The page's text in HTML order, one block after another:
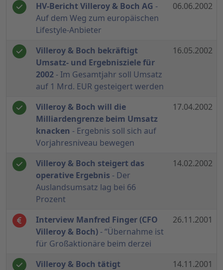
HV-Bericht Villeroy & Boch AG -
Auf dem Weg zum europäischen
Lifestyle-Anbieter
06.06.2002
Villeroy & Boch bekräftigt
Umsatz- und Ergebnisziele für
2002 - Im Gesamtjahr soll Umsatz
auf 1 Mrd. EUR gesteigert werden
16.05.2002
Villeroy & Boch will die
Milliardengrenze beim Umsatz
knacken - Ergebnis soll sich auf
Vorjahresniveau bewegen
17.04.2002
Villeroy & Boch steigert das
operative Ergebnis - Der
Auslandsumsatz lag bei 66
Prozent
14.02.2002
Interview Manfred Finger (CFO
Villeroy & Boch)- “Übernahme ist
für Großaktionäre beim derzei
26.11.2001
Villeroy & Boch tätigt
14.11.2001